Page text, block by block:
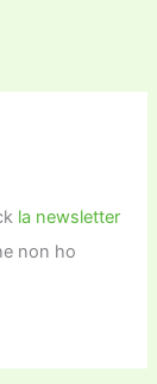
la newsletter
non ho